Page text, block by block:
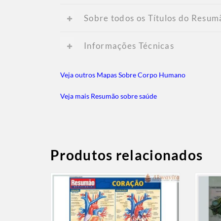
Sobre todos os Títulos do
Informações Técnicas
Veja outros Mapas Sobre Corpo Humano
Veja mais Resumão sobre saúde
Produtos relacionados